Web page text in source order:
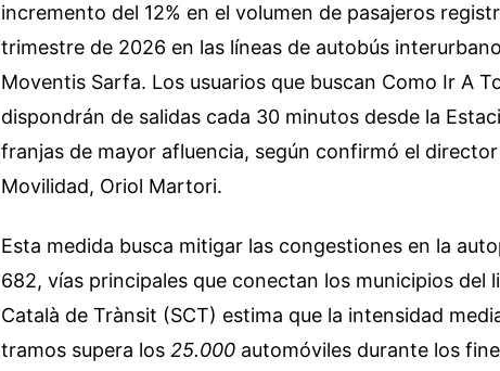
incremento del 12% en el volumen de pasajeros
trimestre de 2026 en las líneas de autobús
Moventis Sarfa. Los usuarios que buscan Como Ir A
dispondrán de salidas cada 30 minutos desde la
franjas de mayor afluencia, según confirmó el
Movilidad, Oriol Martori.
Esta medida busca mitigar las congestiones en la
682, vías principales que conectan los municipios del
Català de Trànsit (SCT) estima que la intensidad
tramos supera los 25.000 automóviles durante los